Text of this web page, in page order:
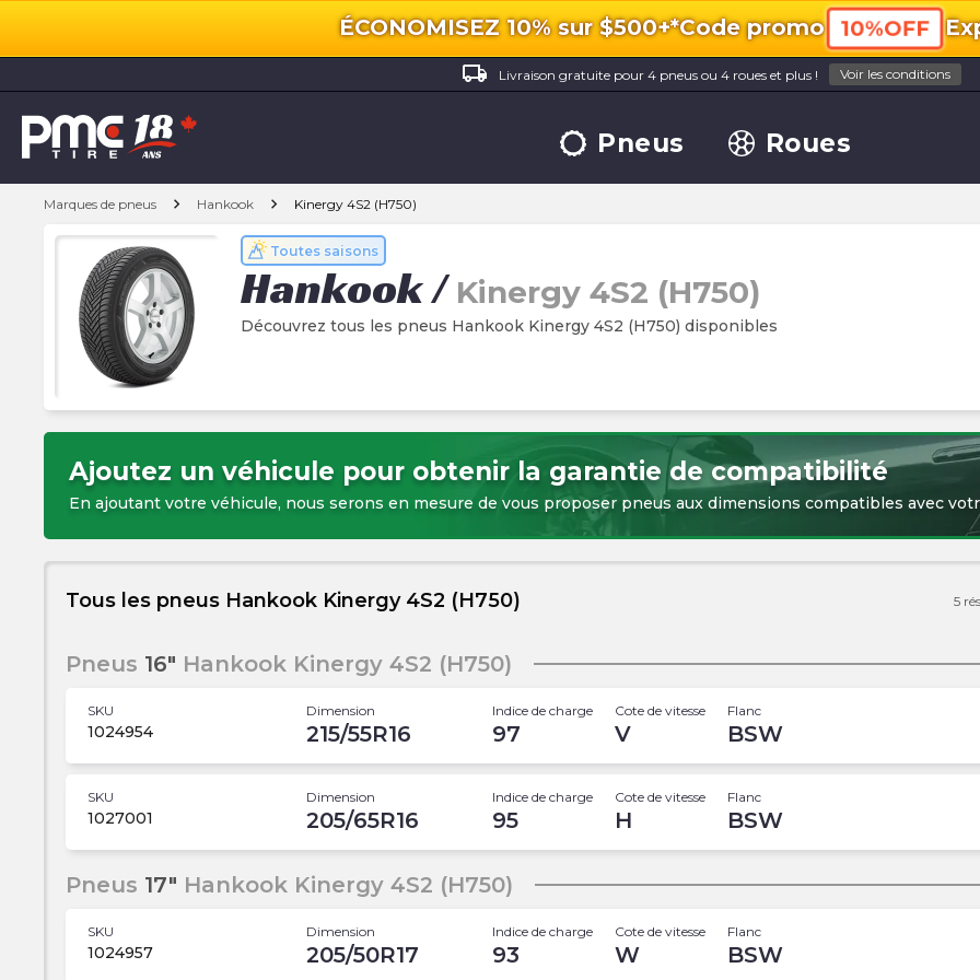
ÉCONOMISEZ 10% sur $500+*Code promo 10%OFF
local_shipping
Livraison gratuite pour 4 pneus ou 4 roues et plus ! Voir les conditions
Pneus Roues
Marques de pneus chevron_right Hankook chevron_right Kinergy 4S2 (H750)
Toutes saisons
Hankook/ Kinergy 4S2 (H750)
Découvrez tous les pneus Hankook Kinergy 4S2 (H750) disponibles
Ajoutez un véhicule pour obtenir la garantie de compatibilité
En ajoutant votre véhicule, nous serons en mesure de vous proposer pneus aux dimensions compatibles avec
Tous les pneus Hankook Kinergy 4S2 (H750) 5
Pneus 16" Hankook Kinergy 4S2 (H750)
SKU
1024954
Dimension
215/55R16
Indice de charge
97
Cote de vitesse
V
Flanc
BSW
SKU
1027001
Dimension
205/65R16
Indice de charge
95
Cote de vitesse
H
Flanc
BSW
Pneus 17" Hankook Kinergy 4S2 (H750)
SKU
1024957
Dimension
205/50R17
Indice de charge
93
Cote de vitesse
W
Flanc
BSW